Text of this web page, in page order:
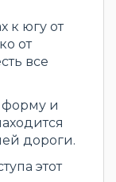
к югу от
от
все
форму и
дороги.
этот